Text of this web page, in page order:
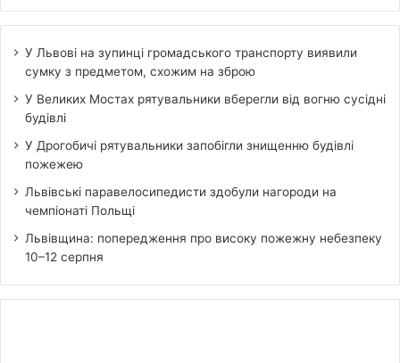
У Львові на зупинці громадського транспорту виявили
сумку з предметом, схожим на зброю
У Великих Мостах рятувальники вберегли від вогню сусідні
будівлі
У Дрогобичі рятувальники запобігли знищенню будівлі
пожежею
Львівські паравелосипедисти здобули нагороди на
чемпіонаті Польщі
Львівщина: попередження про високу пожежну небезпеку
10–12 серпня